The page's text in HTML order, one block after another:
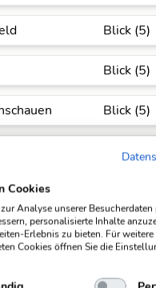
Blick (5)
Blick (5)
Blick (5)
Blick (5)
Blick (5)
Blick (5)
Cookies
Analyse unserer
personalisierte Inhalte
Erlebnis zu bieten. Für
Cookies öffnen Sie die